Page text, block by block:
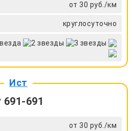
от 30 руб./км
круглосуточно
Ист
691
от 30 руб./км